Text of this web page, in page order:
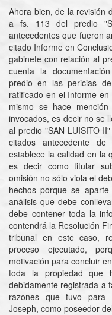
Ahora bien, de la revisión
a fs. 113 del predio
antecedentes que fueron
citado Informe en
gabinete con relación al
cuenta la
predio en las pericias
ratificado en el Informe
mismo se hace
invocados, es decir no se
al predio "SAN LUISITO
citados antecedente
establece la calidad en la
es decir como titular
omisión no sólo viola el
hechos porque se
análisis que debe
debe contener toda la
contendrá la Resolución
tribunal en este caso,
proceso ejecutado,
motivación para concluir
toda la propiedad que
debidamente registrada a
razones que tuvo para
Joseph, como poseedor